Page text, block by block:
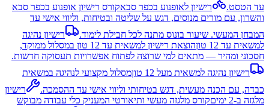
עד הטסט.
רישיון לאופנוע בכפר סבאקורס רישיון אופנוע בכפר סבא
והשרון, עם מורים מנוסים, דגש על שליטה ובטיחות, וליווי אישי עד
המבחן המעשי. שיעור בונוס מתנה לכל חבילת לימוד.
רישיון נהיגה
למשאית עד 12 טון
הוצאת רישיון למשאית עד 12 טון במסלול ממוקד,
חסכוני ומהיר — מתאים למי שרוצה לפתוח אפשרויות תעסוקה חדשות.
רישיון נהיגה למשאית מעל 12 טון
מסלול מקצועי לנהיגה במשאית
כבדה, עם הכנה מעשית, דגש בטיחותי וליווי אישי עד ההסמכה.
רישיון
מלגזה ב-2 ימים
קורס מלגזה מעשי ותיאורטי המעניק כלי עבודה מבוקש